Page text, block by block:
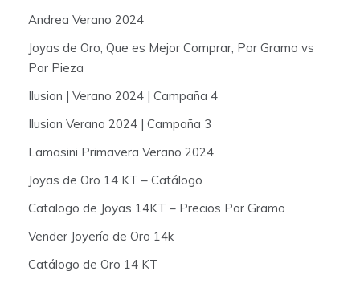
Andrea Verano 2024
Joyas de Oro, Que es Mejor Comprar, Por Gramo vs
Por Pieza
Ilusion | Verano 2024 | Campaña 4
Ilusion Verano 2024 | Campaña 3
Lamasini Primavera Verano 2024
Joyas de Oro 14 KT – Catálogo
Catalogo de Joyas 14KT – Precios Por Gramo
Vender Joyería de Oro 14k
Catálogo de Oro 14 KT